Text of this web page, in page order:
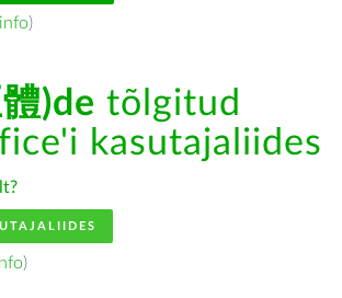
info)
)de tõlgitud
kasutajaliides
)